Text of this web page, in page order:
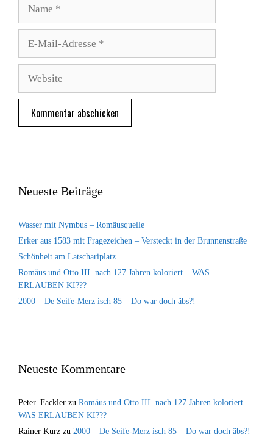
Adresse
Neueste Beiträge
Wasser mit Nymbus – Romäusquelle
Erker aus 1583 mit Fragezeichen – Versteckt in der Brunnenstraße
Schönheit am Latschariplatz
Romäus und Otto III. nach 127 Jahren koloriert – WAS
ERLAUBEN KI???
2000 – De Seife-Merz isch 85 – Do war doch äbs?!
Neueste Kommentare
Peter. Fackler zu Romäus und Otto III. nach 127 Jahren koloriert –
WAS ERLAUBEN KI???
Rainer Kurz zu 2000 – De Seife-Merz isch 85 – Do war doch äbs?!